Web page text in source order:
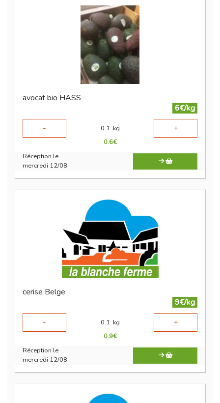
avocat bio HASS
6€/kg
-
0.1 kg +
0.6€
Réception le
mercredi 12/08
cerise Belge
9€/kg
-
0.1 kg +
0.9€
Réception le
mercredi 12/08